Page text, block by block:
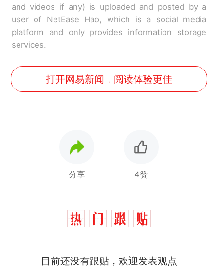
and videos if any) is uploaded and posted by a
user of NetEase Hao, which is a social media
platform and only provides information storage
services.
打开网易新闻，阅读体验更佳
分享 4赞
目前还没有跟贴，欢迎发表观点